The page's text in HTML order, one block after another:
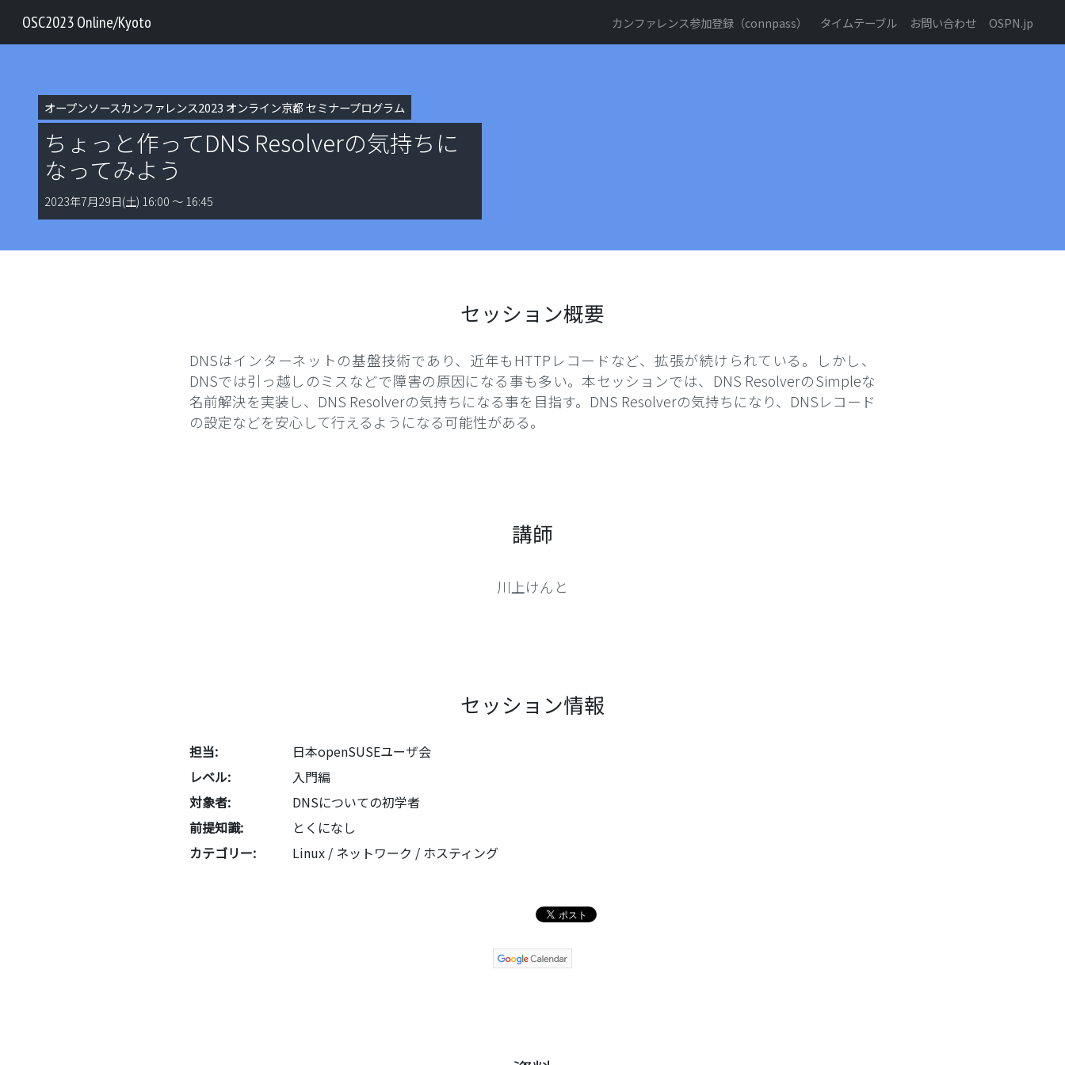
OSC2023 Online/Kyoto カンファレンス参加登録（connpass） タイムテーブル お問い合わせ OSPN.jp
オープンソースカンファレンス2023 オンライン京都 セミナープログラム
ちょっと作ってDNS Resolverの気持ちに
なってみよう
2023年7月29日(土) 16:00 〜 16:45
セッション概要
DNSはインターネットの基盤技術であり、近年もHTTPレコードなど、拡張が続けられている。しかし、
DNSでは引っ越しのミスなどで障害の原因になる事も多い。本セッションでは、DNS ResolverのSimpleな
名前解決を実装し、DNS Resolverの気持ちになる事を目指す。DNS Resolverの気持ちになり、DNSレコード
の設定などを安心して行えるようになる可能性がある。
講師
川上けんと
セッション情報
担当:
日本openSUSEユーザ会
レベル:
入門編
対象者:
DNSについての初学者
前提知識:
とくになし
カテゴリー:
Linux / ネットワーク / ホスティング